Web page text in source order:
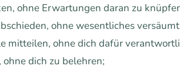
ohne Erwartungen daran zu
ohne wesentliches
mitteilen, ohne dich dafür
dich zu belehren;